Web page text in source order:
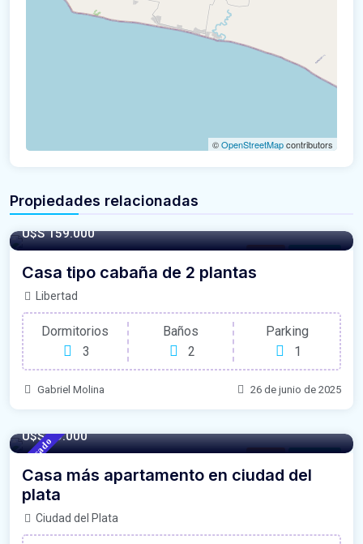
©OpenStreetMapcontributors
Propiedades relacionadas
Casas For Venta
U$S 159.000
Casa tipo cabaña de 2 plantas
Libertad
Dormitorios
3
Baños
2
Parking
1
Gabriel Molina 26 de junio de 2025
Destacado Casas For Venta
U$S 79.000
Casa más apartamento en ciudad del
plata
Ciudad del Plata